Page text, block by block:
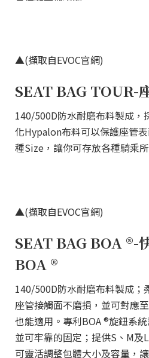
▲(擷取自EVOC官網)
SEAT BAG TOUR-
140/500D防水耐磨布料製成，
化Hypalon布料可以保護座管
種Size，讓你可存放各種騎乘
▲(擷取自EVOC官網)
SEAT BAG BOA ®-
BOA ®
140/500D防水耐磨布料製成；
座管接觸面不磨損，並可對應
也能適用。專利BOA ®旋鈕系
並可牢靠的固定；提供S、M及
可靈活調整包體大小及容量，